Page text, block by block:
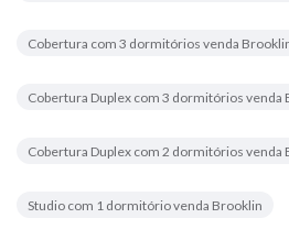
Cobertura com 3 dormitórios venda
Cobertura Duplex com 3 dormitórios venda
Cobertura Duplex com 2 dormitórios venda
Studio com 1 dormitório venda Brooklin